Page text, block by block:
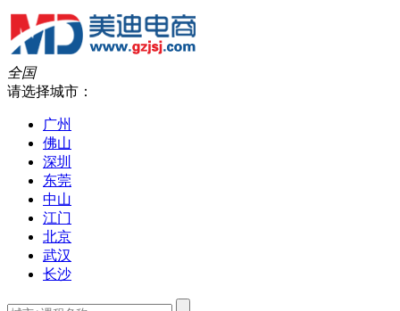
全国
请选择城市：
广州
佛山
深圳
东莞
中山
江门
北京
武汉
长沙